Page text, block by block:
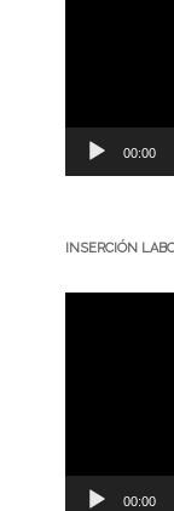
00:00
INSERCIÓN
00:00